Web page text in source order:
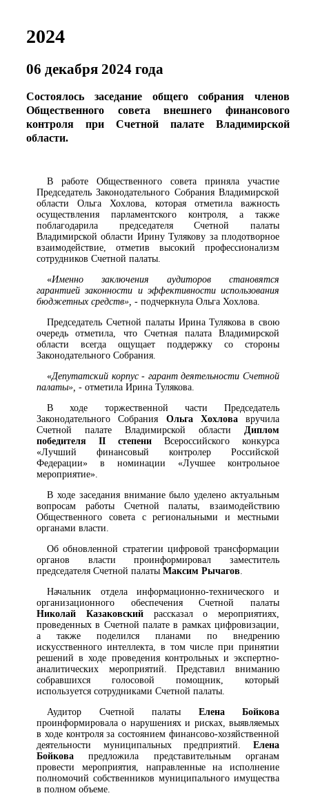
2024
06 декабря 2024 года
Состоялось заседание общего собрания членов
Общественного совета внешнего финансового
контроля при Счетной палате Владимирской
области.
В работе Общественного совета приняла участие
Председатель Законодательного Собрания Владимирской
области Ольга Хохлова, которая отметила важность
осуществления парламентского контроля, а также
поблагодарила председателя Счетной палаты
Владимирской области Ирину Тулякову за плодотворное
взаимодействие, отметив высокий профессионализм
сотрудников Счетной палаты.
«Именно заключения аудиторов становятся
гарантией законности и эффективности использования
бюджетных средств», - подчеркнула Ольга Хохлова.
Председатель Счетной палаты Ирина Тулякова в свою
очередь отметила, что Счетная палата Владимирской
области всегда ощущает поддержку со стороны
Законодательного Собрания.
«Депутатский корпус - гарант деятельности Счетной
палаты», - отметила Ирина Тулякова.
В ходе торжественной части Председатель
Законодательного Собрания Ольга Хохлова вручила
Счетной палате Владимирской области Диплом
победителя II степени Всероссийского конкурса
«Лучший финансовый контролер Российской
Федерации» в номинации «Лучшее контрольное
мероприятие».
В ходе заседания внимание было уделено актуальным
вопросам работы Счетной палаты, взаимодействию
Общественного совета с региональными и местными
органами власти.
Об обновленной стратегии цифровой трансформации
органов власти проинформировал заместитель
председателя Счетной палаты Максим Рычагов.
Начальник отдела информационно-технического и
организационного обеспечения Счетной палаты
Николай Казаковскийрассказал о мероприятиях,
проведенных в Счетной палате в рамках цифровизации,
а также поделился планами по внедрению
искусственного интеллекта, в том числе при принятии
решений в ходе проведения контрольных и экспертно-
аналитических мероприятий. Представил вниманию
собравшихся голосовой помощник, который
используется сотрудниками Счетной палаты.
Аудитор Счетной палаты Елена Бойкова
проинформировала о нарушениях и рисках, выявляемых
в ходе контроля за состоянием финансово-хозяйственной
деятельности муниципальных предприятий. Елена
Бойкова предложила представительным органам
провести мероприятия, направленные на исполнение
полномочий собственников муниципального имущества
в полном объеме.